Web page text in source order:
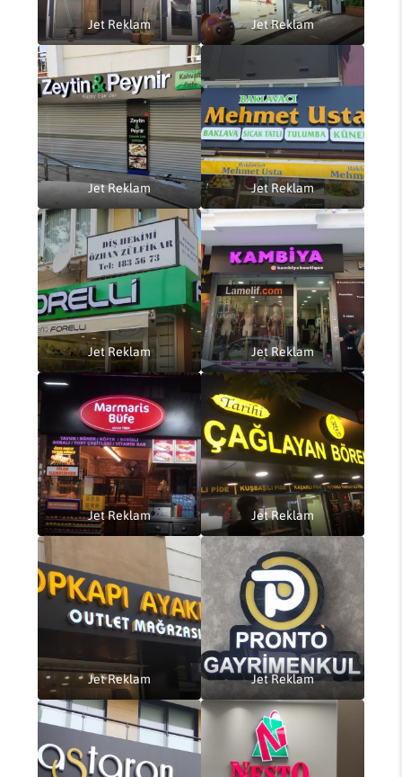
Jet Reklam Jet Reklam
Jet Reklam Jet Reklam
Jet Reklam Jet Reklam
Jet Reklam Jet Reklam
Jet Reklam Jet Reklam